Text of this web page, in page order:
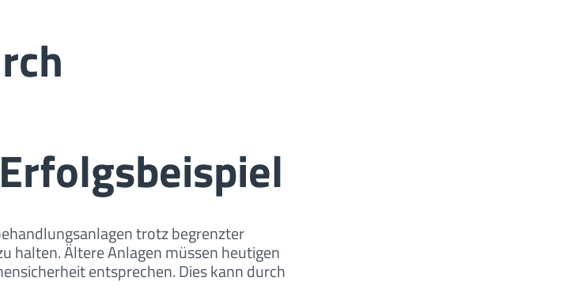
trotz begrenzter
halten. Ältere Anlagen müssen heutigen
entsprechen. Dies kann durch